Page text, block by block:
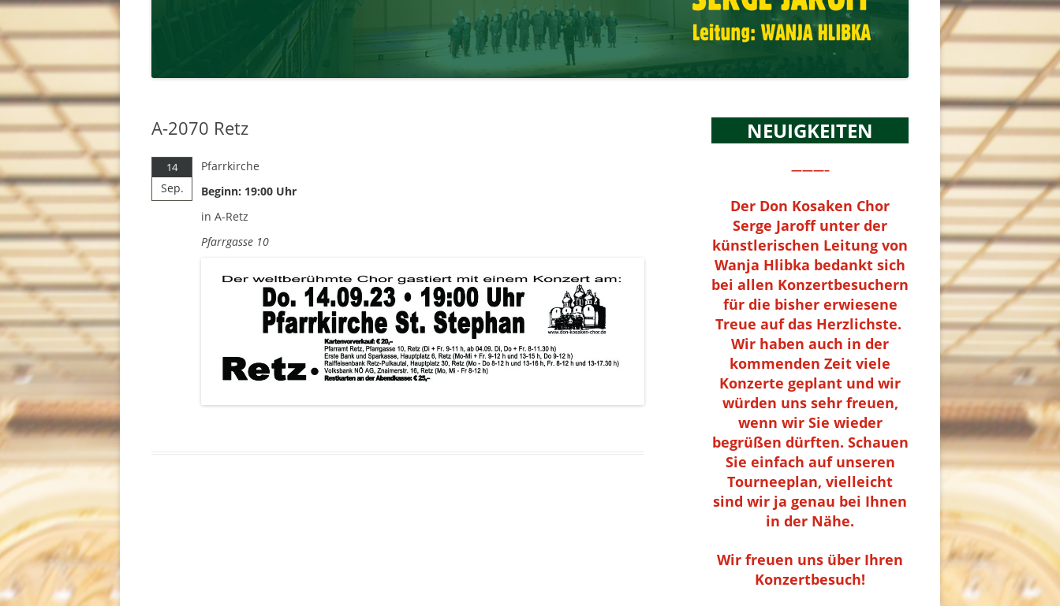
A-2070 Retz
14
Sep.
Pfarrkirche
Beginn: 19:00 Uhr
in A-Retz
Pfarrgasse 10
NEUIGKEITEN
———–
Der Don Kosaken Chor
Serge Jaroff unter der
künstlerischen Leitung von
Wanja Hlibka bedankt sich
bei allen Konzertbesuchern
für die bisher erwiesene
Treue auf das Herzlichste.
Wir haben auch in der
kommenden Zeit viele
Konzerte geplant und wir
würden uns sehr freuen,
wenn wir Sie wieder
begrüßen dürften. Schauen
Sie einfach auf unseren
Tourneeplan, vielleicht
sind wir ja genau bei Ihnen
in der Nähe.
Wir freuen uns über Ihren
Konzertbesuch!